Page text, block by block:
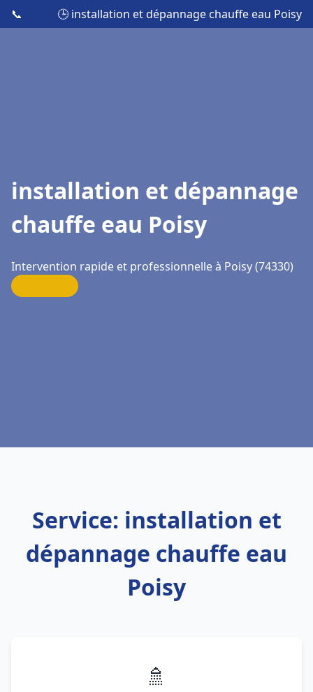
📞 🕒 installation et dépannage chauffe eau Poisy
installation et dépannage
chauffe eau Poisy
Intervention rapide et professionnelle à Poisy (74330)
Service: installation et
dépannage chauffe eau
Poisy
🚿